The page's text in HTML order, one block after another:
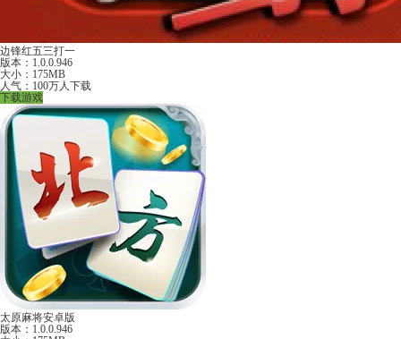
边锋红五三打一
版本：1.0.0.946
大小：175MB
人气：100万人下载
下载游戏
太原麻将安卓版
版本：1.0.0.946